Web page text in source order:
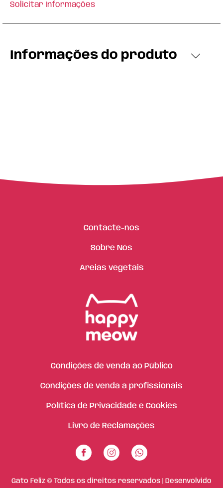
Solicitar Informações
Informações do produto
Contacte-nos
Sobre Nós
Areias vegetais
Condições de venda ao Público
Condições de venda a profissionais
Política de Privacidade e Cookies
Livro de Reclamações
Gato Feliz © Todos os direitos reservados | Desenvolvido